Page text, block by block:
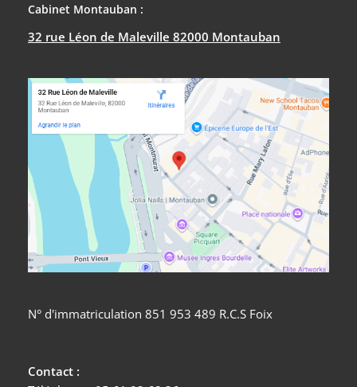
Cabinet Montauban :
32 rue Léon de Maleville 82000 Montauban
N° d'immatriculation 851 953 489 R.C.S Foix
Contact :